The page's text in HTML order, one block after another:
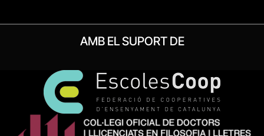
AMB EL SUPORT DE